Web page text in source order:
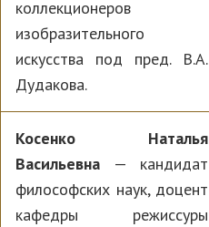
коллекционеров
изобразительного
искусства под пред. В.А.
Дудакова.
Косенко Наталья
Васильевна — кандидат
философских наук, доцент
кафедры режиссуры